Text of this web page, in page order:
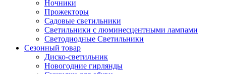
Ночники
Прожекторы
Садовые светильники
Светильники с люминесцентными лампами
Светодиодные Светильники
Сезонный товар
Диско-светильник
Новогодние гирлянды